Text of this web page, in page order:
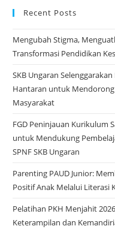
Recent Posts
Mengubah Stigma,
Transformasi Pendidikan
SKB Ungaran
Hantaran untuk
Masyarakat
FGD Peninjauan Kurikulum
untuk Mendukung
SPNF SKB Ungaran
Parenting PAUD Junior:
Positif Anak Melalui Literasi
Pelatihan PKH Menjahit
Keterampilan dan